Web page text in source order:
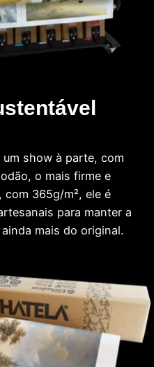
show à parte, com
o mais firme e
365g/m², ele é
para manter a
mais do original.